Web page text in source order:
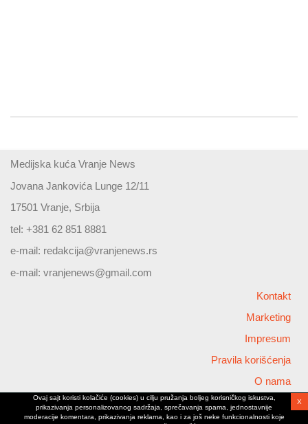
Medijska kuća Vranje News
Jovana Jankovića Lunge 12/11
17501 Vranje, Srbija
tel: +381 62 851 8881
e-mail: redakcija@vranjenews.rs
e-mail: vranjenews@gmail.com
Kontakt
Marketing
Impresum
Pravila korišćenja
O nama
Copyright © 2026 Vranjenews
All rights reserved
Ovaj sajt koristi kolačiće (cookies) u cilju pružanja boljeg korisničkog iskustva,
prikazivanja personalizovanog sadržaja, sprečavanja spama, jednostavnije
moderacije komentara, prikazivanja reklama, kao i za još neke funkcionalnosti koje
X